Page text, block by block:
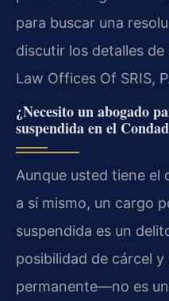
para buscar una
discutir los detalles
Law Offices Of SRIS,
¿Necesito un abogado
suspendida en el
Aunque usted tiene el
a sí mismo, un cargo
suspendida es un
posibilidad de cárcel
permanente—no es